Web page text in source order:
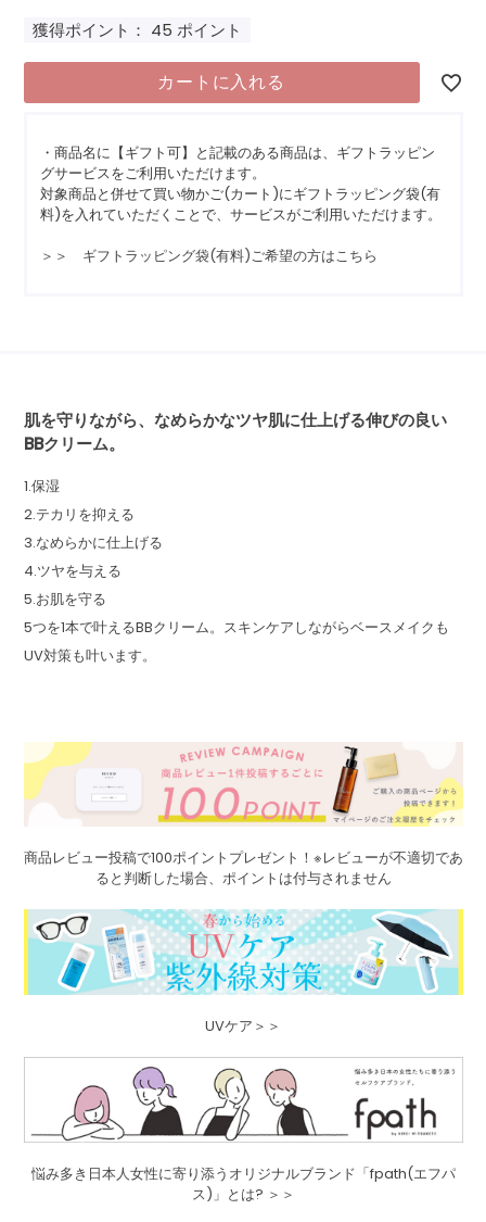
獲得ポイント： 45 ポイント
カートに入れる
・商品名に【ギフト可】と記載のある商品は、ギフトラッピン
グサービスをご利用いただけます。
対象商品と併せて買い物かご(カート)にギフトラッピング袋(有
料)を入れていただくことで、サービスがご利用いただけます。
＞＞ ギフトラッピング袋(有料)ご希望の方はこちら
肌を守りながら、なめらかなツヤ肌に仕上げる伸びの良い
BBクリーム。
1.保湿
2.テカリを抑える
3.なめらかに仕上げる
4.ツヤを与える
5.お肌を守る
5つを1本で叶えるBBクリーム。スキンケアしながらベースメイクも
UV対策も叶います。
商品レビュー投稿で100ポイントプレゼント！※レビューが不適切であ
ると判断した場合、ポイントは付与されません
UVケア＞＞
悩み多き日本人女性に寄り添うオリジナルブランド「fpath(エフパ
ス)」とは? ＞＞